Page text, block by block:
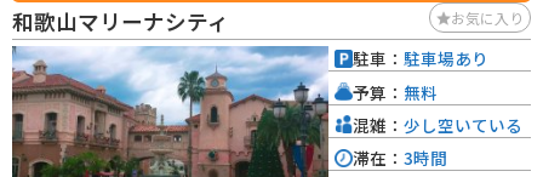
和歌山マリーナシティ お気に入り
駐車： 駐車場あり
予算： 無料
混雑： 少し空いている
滞在： 3時間